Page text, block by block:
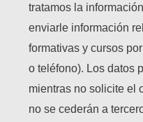
tratamos la
enviarle información
formativas y cursos
o teléfono). Los datos
mientras no solicite el
no se cederán a